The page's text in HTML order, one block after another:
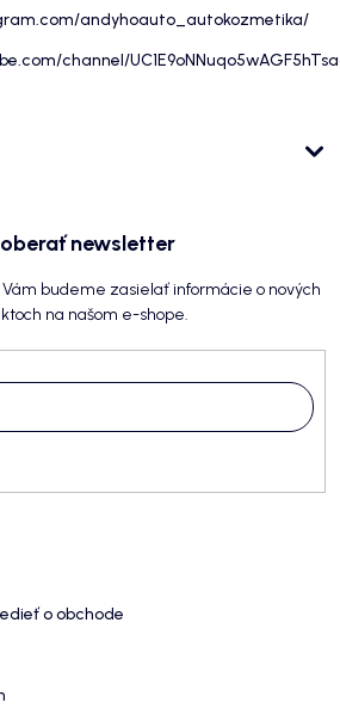
andyhoauto_autokozmetika/
channel/
newsletter
budeme zasielať informácie o nových
na našom e-shope.
o obchode